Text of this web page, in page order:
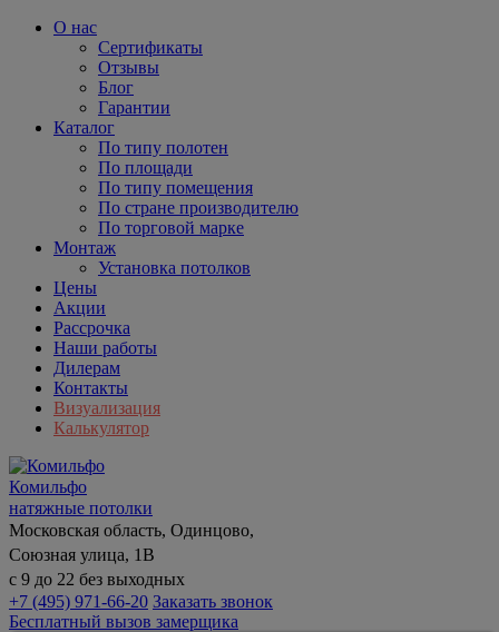
О нас
Сертификаты
Отзывы
Блог
Гарантии
Каталог
По типу полотен
По площади
По типу помещения
По стране производителю
По торговой марке
Монтаж
Установка потолков
Цены
Акции
Рассрочка
Наши работы
Дилерам
Контакты
Визуализация
Калькулятор
Комильфо
натяжные потолки
Московская область, Одинцово,
Союзная улица, 1В
с 9 до 22 без выходных
+7 (495) 971-66-20 Заказать звонок
Бесплатный вызов замерщика